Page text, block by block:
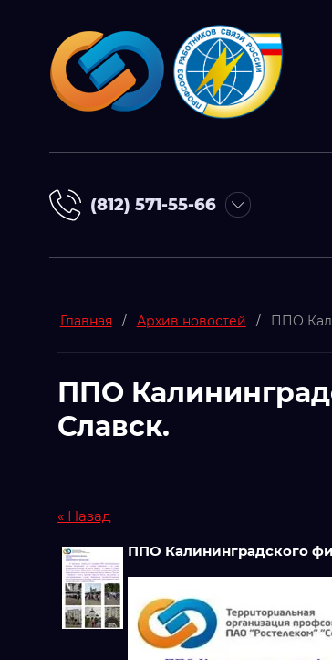
(812) 571-55-66
Главная / Архив новостей / ППО
ППО
Славск.
« Назад
ППО Калининградского